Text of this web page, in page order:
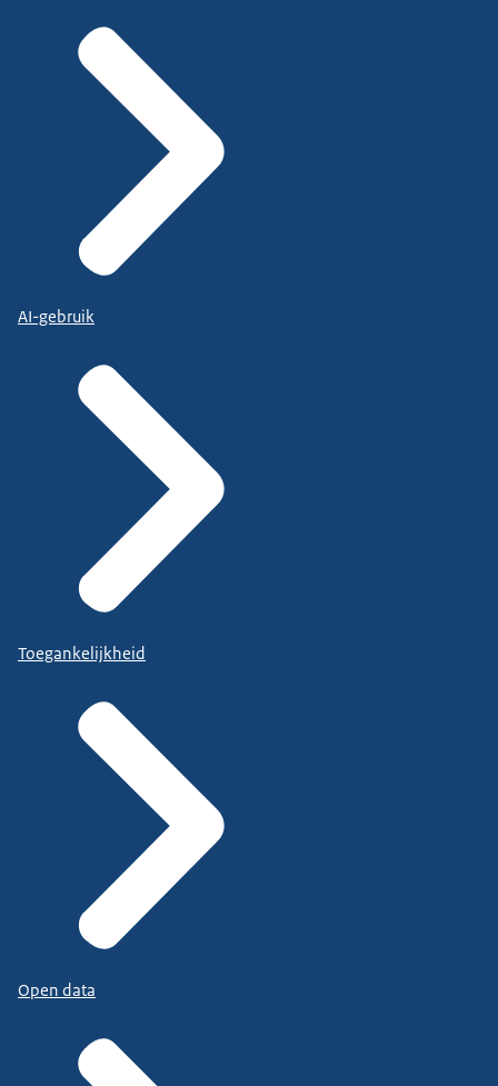
AI-gebruik
Toegankelijkheid
Open data